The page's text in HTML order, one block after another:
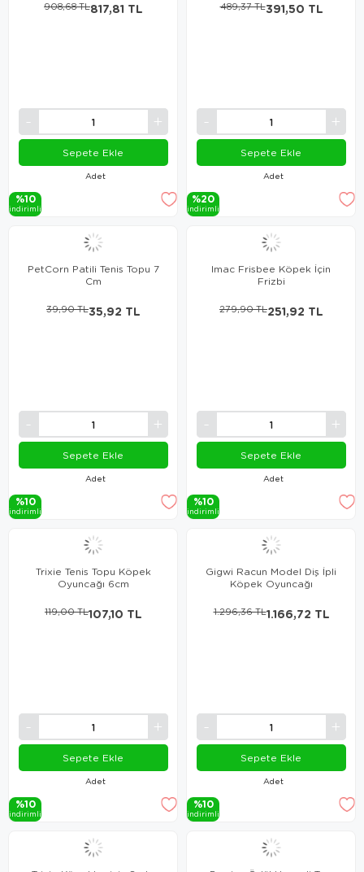
Adet
817,81 TL
908,68 TL
Sepete Ekle
%10
i̇ndi̇ri̇mli̇
Adet
391,50 TL
489,37 TL
Sepete Ekle
%20
i̇ndi̇ri̇mli̇
PetCorn Patili Tenis Topu 7
Cm
Adet
35,92 TL
39,90 TL
Sepete Ekle
%10
i̇ndi̇ri̇mli̇
Imac Frisbee Köpek İçin
Frizbi
Adet
251,92 TL
279,90 TL
Sepete Ekle
%10
i̇ndi̇ri̇mli̇
Trixie Tenis Topu Köpek
Oyuncağı 6cm
Adet
107,10 TL
119,00 TL
Sepete Ekle
%10
i̇ndi̇ri̇mli̇
Gigwi Racun Model Diş İpli
Köpek Oyuncağı
Adet
1.166,72 TL
1.296,36 TL
Sepete Ekle
%10
i̇ndi̇ri̇mli̇